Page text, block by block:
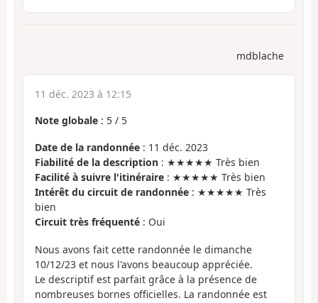
mdblache
11 déc. 2023 à 12:15
Note globale : 5 / 5
Date de la randonnée : 11 déc. 2023
Fiabilité de la description : ★★★★★ Très bien
Facilité à suivre l'itinéraire : ★★★★★ Très bien
Intérêt du circuit de randonnée : ★★★★★ Très
bien
Circuit très fréquenté : Oui
Nous avons fait cette randonnée le dimanche
10/12/23 et nous l'avons beaucoup appréciée.
Le descriptif est parfait grâce à la présence de
nombreuses bornes officielles. La randonnée est